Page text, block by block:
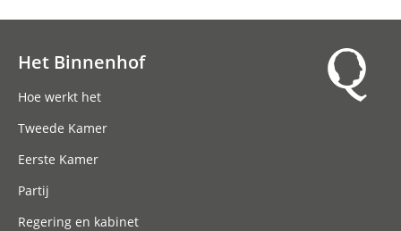
Het Binnenhof
Hoe werkt het
Tweede Kamer
Eerste Kamer
Partij
Regering en kabinet